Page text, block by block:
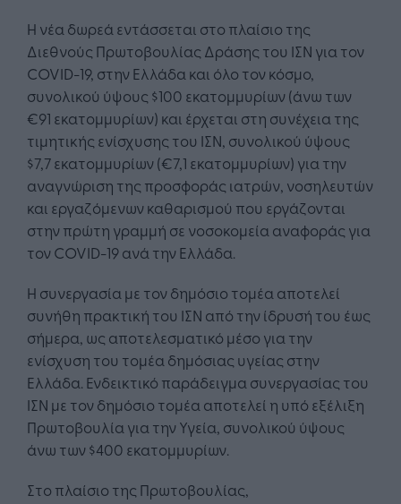
Η νέα δωρεά εντάσσεται στο πλαίσιο της
Διεθνούς Πρωτοβουλίας Δράσης του ΙΣΝ για τον
COVID-19, στην Ελλάδα και όλο τον κόσμο,
συνολικού ύψους $100 εκατομμυρίων (άνω των
€91 εκατομμυρίων) και έρχεται στη συνέχεια της
τιμητικής ενίσχυσης του ΙΣΝ, συνολικού ύψους
$7,7 εκατομμυρίων (€7,1 εκατομμυρίων) για την
αναγνώριση της προσφοράς ιατρών, νοσηλευτών
και εργαζόμενων καθαρισμού που εργάζονται
στην πρώτη γραμμή σε νοσοκομεία αναφοράς για
τον COVID-19 ανά την Ελλάδα.
Η συνεργασία με τον δημόσιο τομέα αποτελεί
συνήθη πρακτική του ΙΣΝ από την ίδρυσή του έως
σήμερα, ως αποτελεσματικό μέσο για την
ενίσχυση του τομέα δημόσιας υγείας στην
Ελλάδα. Ενδεικτικό παράδειγμα συνεργασίας του
ΙΣΝ με τον δημόσιο τομέα αποτελεί η υπό εξέλιξη
Πρωτοβουλία για την Υγεία, συνολικού ύψους
άνω των $400 εκατομμυρίων.
Στο πλαίσιο της Πρωτοβουλίας,